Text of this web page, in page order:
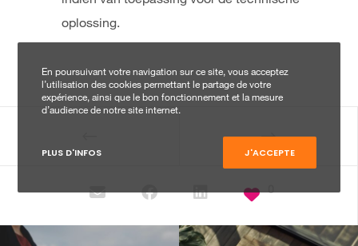
oplossing.
0
En poursuivant votre navigation sur ce site, vous acceptez
l’utilisation des cookies permettant le partage de votre
expérience, ainsi que le bon fonctionnement et la mesure
d’audience de notre site internet.
PLUS D'INFOS J'ACCEPTE